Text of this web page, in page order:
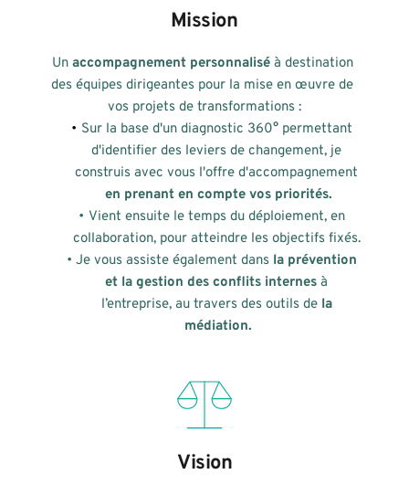
Mission
Un accompagnement personnalisé à destination
des équipes dirigeantes pour la mise en œuvre de
vos projets de transformations :
Sur la base d'un diagnostic 360° permettant
d'identifier des leviers de changement, je
en prenant en compte vos priorités.
Vient ensuite le temps du déploiement, en
collaboration, pour atteindre les objectifs fixés.
Je vous assiste également dans la prévention
et la gestion des conflits internes à
l’entreprise, au travers des outils de la
médiation.
Vision